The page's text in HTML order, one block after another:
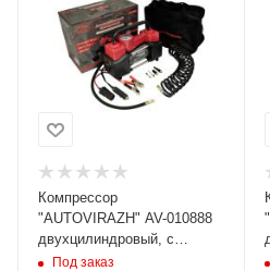
Компрессор
"AUTOVIRAZH" AV-010888
двухцилиндровый, с
адаптером к АКБ, 85 л/мин,
Под заказ